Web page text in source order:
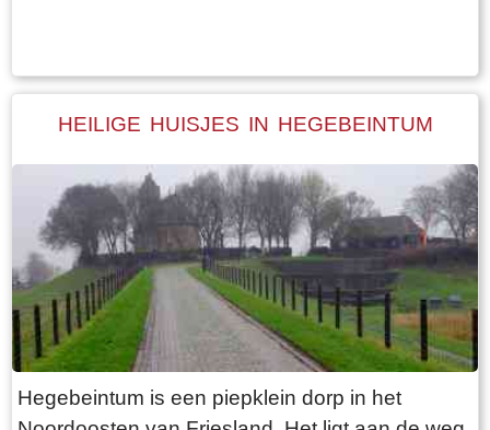
aub”. Het is de moeite waard om het park eens
heeft. Grote brokken zandsteen liggen her en
der verspreid door het park alsof er een enorme
explosie heeft plaatsgevonden. Niets is minder
waar. De laatste bewoner van Jongemastate
was Burgemeester van Slooten. Hij was
burgemeester van de gemeente
Rauwerderhem. Het voormalige gemeentehuis
staat een eindje verderop. Het is moeilijk voor te
stellen maar toen hij verhuisde heeft hij de state
HEILIGE HUISJES IN HEGEBEINTUM
Hegebeintum is een piepklein dorp in het